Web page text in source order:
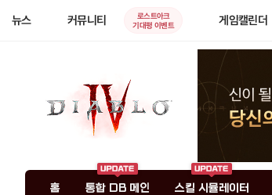
뉴스 커뮤니티
로스트아크
기대평 이벤트
게임캘린더
홈 통합 DB 메인 스킬 시뮬레이터